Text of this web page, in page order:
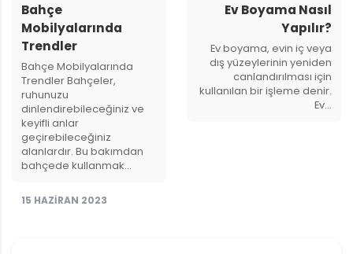
15 HAZIRAN 2023
Bahçe
Mobilyalarında
Trendler
Bahçe Mobilyalarında
Trendler Bahçeler,
ruhunuzu
dinlendirebileceğiniz ve
keyifli anlar
geçirebileceğiniz
alanlardır. Bu bakımdan
bahçede kullanmak…
Ev Boyama Nasıl
Yapılır?
Ev boyama, evin iç veya
dış yüzeylerinin yeniden
canlandırılması için
kullanılan bir işleme denir.
Ev…